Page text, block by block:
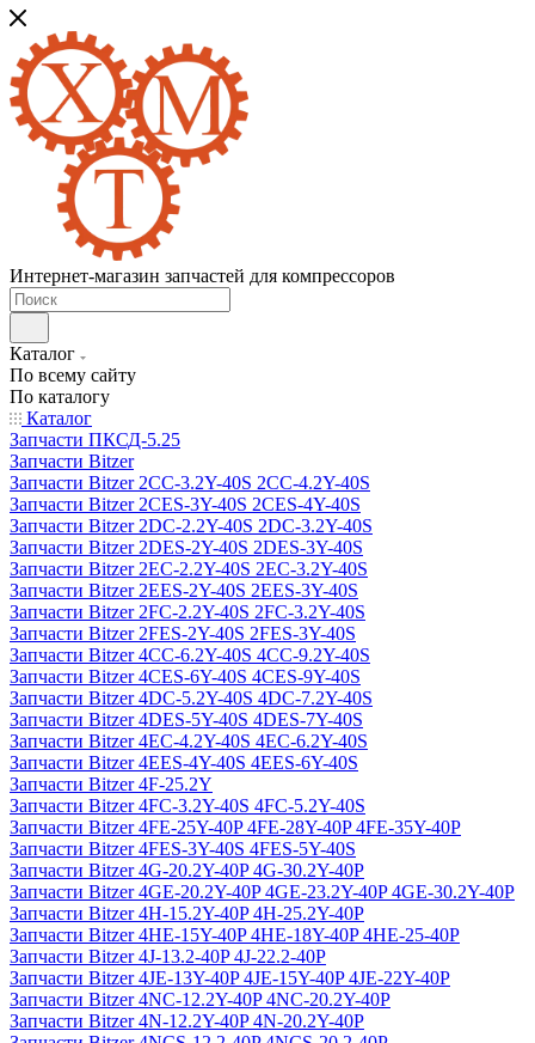
Интернет-магазин запчастей для компрессоров
Каталог
По всему сайту
По каталогу
Каталог
Запчасти ПКСД-5.25
Запчасти Bitzer
Запчасти Bitzer 2CC-3.2Y-40S 2CC-4.2Y-40S
Запчасти Bitzer 2CES-3Y-40S 2CES-4Y-40S
Запчасти Bitzer 2DC-2.2Y-40S 2DC-3.2Y-40S
Запчасти Bitzer 2DES-2Y-40S 2DES-3Y-40S
Запчасти Bitzer 2EC-2.2Y-40S 2EC-3.2Y-40S
Запчасти Bitzer 2EES-2Y-40S 2EES-3Y-40S
Запчасти Bitzer 2FC-2.2Y-40S 2FC-3.2Y-40S
Запчасти Bitzer 2FES-2Y-40S 2FES-3Y-40S
Запчасти Bitzer 4CC-6.2Y-40S 4CC-9.2Y-40S
Запчасти Bitzer 4CES-6Y-40S 4CES-9Y-40S
Запчасти Bitzer 4DC-5.2Y-40S 4DC-7.2Y-40S
Запчасти Bitzer 4DES-5Y-40S 4DES-7Y-40S
Запчасти Bitzer 4EC-4.2Y-40S 4EC-6.2Y-40S
Запчасти Bitzer 4EES-4Y-40S 4EES-6Y-40S
Запчасти Bitzer 4F-25.2Y
Запчасти Bitzer 4FC-3.2Y-40S 4FC-5.2Y-40S
Запчасти Bitzer 4FE-25Y-40P 4FE-28Y-40P 4FE-35Y-40P
Запчасти Bitzer 4FES-3Y-40S 4FES-5Y-40S
Запчасти Bitzer 4G-20.2Y-40P 4G-30.2Y-40P
Запчасти Bitzer 4GE-20.2Y-40P 4GE-23.2Y-40P 4GE-30.2Y-40P
Запчасти Bitzer 4H-15.2Y-40P 4H-25.2Y-40P
Запчасти Bitzer 4HE-15Y-40P 4HE-18Y-40P 4HE-25-40P
Запчасти Bitzer 4J‐13.2-40P 4J‐22.2-40P
Запчасти Bitzer 4JE-13Y-40P 4JE-15Y-40P 4JE-22Y-40P
Запчасти Bitzer 4NC-12.2Y-40P 4NC-20.2Y-40P
Запчасти Bitzer 4N-12.2Y-40P 4N-20.2Y-40P